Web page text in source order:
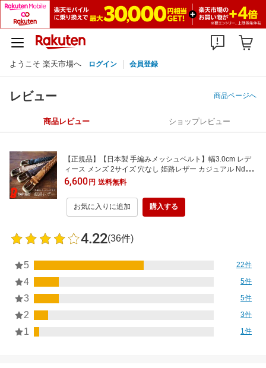
ようこそ 楽天市場へ ログイン 会員登録
レビュー 商品ページへ
商品レビュー ショップレビュー
【正規品】【日本製 手編みメッシュベルト】幅3.0cm レデ
ィース メンズ 2サイズ 穴なし 姫路レザー カジュアル NdH
ニッポンデハンドメイド 本革ベルト Belt ギフト 革婚式 プレ
ゼント ギフト
6,600円 送料無料
お気に入りに追加 購入する
4.22(36件)
5 22件
4 5件
3 5件
2 3件
1 1件